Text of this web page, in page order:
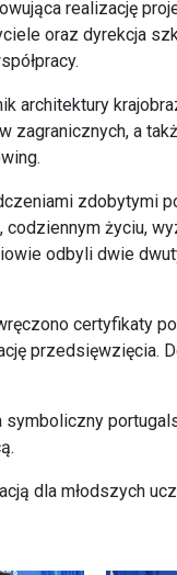
realizację
oraz dyrekcja
architektury
zagranicznych, a
zdobytymi
życiu,
odbyli dwie
certyfikaty
przedsięwzięcia.
dla młodszych